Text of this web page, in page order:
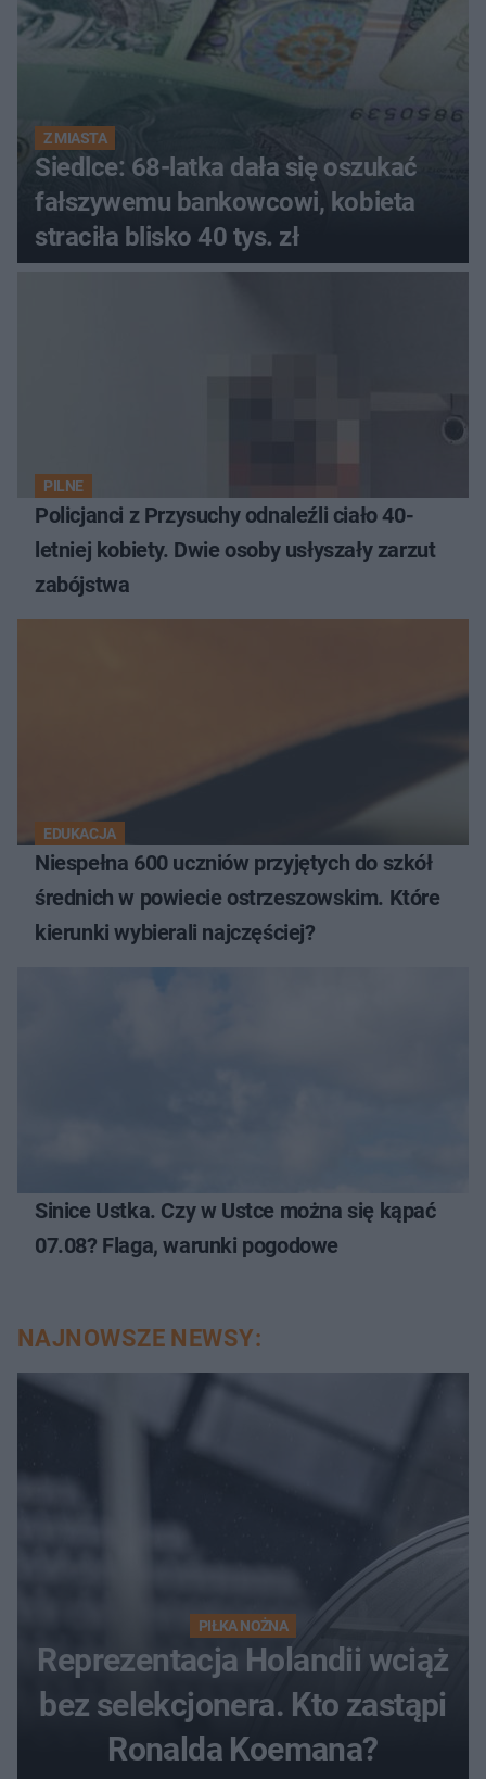
Z MIASTA
Siedlce: 68-latka dała się oszukać
fałszywemu bankowcowi, kobieta
straciła blisko 40 tys. zł
PILNE
Policjanci z Przysuchy odnaleźli ciało 40-
letniej kobiety. Dwie osoby usłyszały zarzut
zabójstwa
EDUKACJA
Niespełna 600 uczniów przyjętych do szkół
średnich w powiecie ostrzeszowskim. Które
kierunki wybierali najczęściej?
Sinice Ustka. Czy w Ustce można się kąpać
07.08? Flaga, warunki pogodowe
NAJNOWSZE NEWSY:
PIŁKA NOŻNA
Reprezentacja Holandii wciąż
bez selekcjonera. Kto zastąpi
Ronalda Koemana?